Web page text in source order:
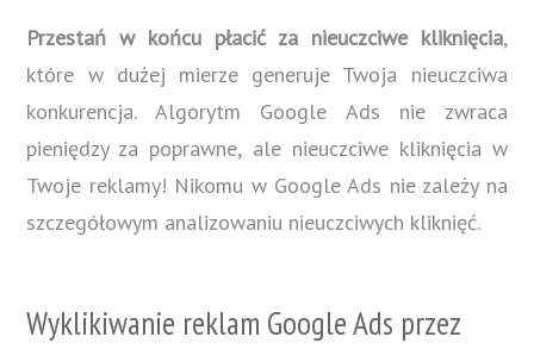
Przestań w końcu płacić za nieuczciwe kliknięcia,
które w dużej mierze generuje Twoja nieuczciwa
konkurencja. Algorytm Google Ads nie zwraca
pieniędzy za poprawne, ale nieuczciwe kliknięcia w
Twoje reklamy! Nikomu w Google Ads nie zależy na
szczegółowym analizowaniu nieuczciwych kliknięć.
Wyklikiwanie reklam Google Ads przez